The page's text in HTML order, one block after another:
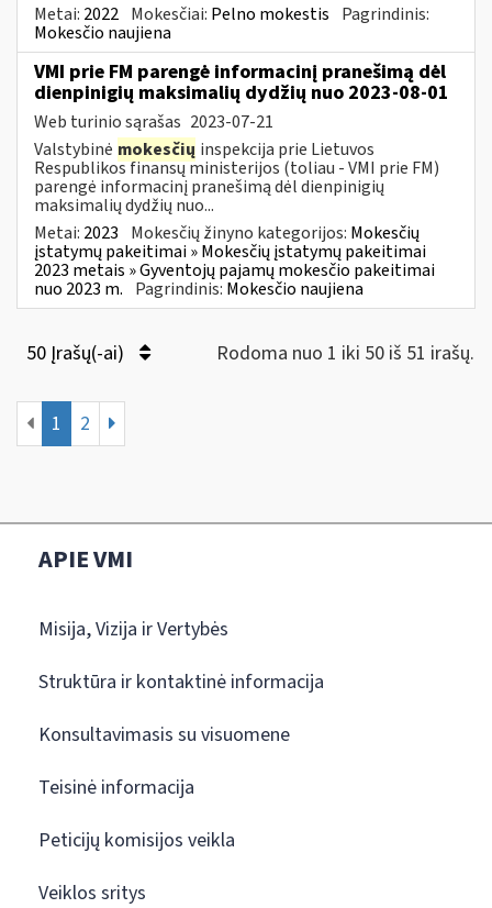
Metai: 2022 Mokesčiai: Pelno mokestis Pagrindinis:
Mokesčio naujiena
VMI prie FM parengė informacinį pranešimą dėl
dienpinigių maksimalių dydžių nuo 2023-08-01
Web turinio sąrašas 2023-07-21
Valstybinė mokesčių inspekcija prie Lietuvos
Respublikos finansų ministerijos (toliau - VMI prie FM)
parengė informacinį pranešimą dėl dienpinigių
maksimalių dydžių nuo...
Metai: 2023 Mokesčių žinyno kategorijos: Mokesčių
įstatymų pakeitimai » Mokesčių įstatymų pakeitimai
2023 metais » Gyventojų pajamų mokesčio pakeitimai
nuo 2023 m. Pagrindinis: Mokesčio naujiena
50 Įrašų(-ai) Rodoma nuo 1 iki 50 iš 51 irašų.
1 2
APIE VMI
Misija, Vizija ir Vertybės
Struktūra ir kontaktinė informacija
Konsultavimasis su visuomene
Teisinė informacija
Peticijų komisijos veikla
Veiklos sritys